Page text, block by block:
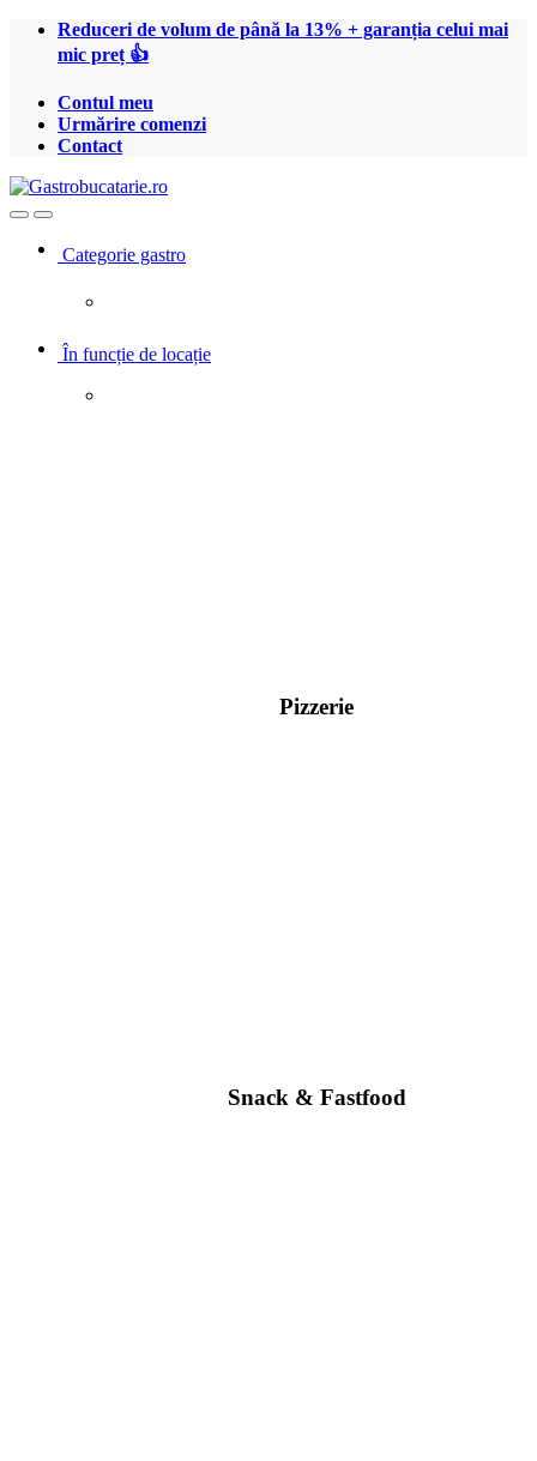
Treci
Treci
Reduceri de volum de până la 13% + garanția celui mai
mic preț 👍
Contul meu
Urmărire comenzi
Contact
OpenClose
Categorie gastro
În funcție de locație
Pizzerie
Snack & Fastfood